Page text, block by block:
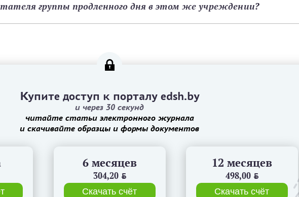
группы продленного дня в этом же учреждении?
Купите доступ к порталу edsh.by
и через 30 секунд
читайте статьи электронного журнала
и скачивайте образцы и формы документов
6 месяцев
304,20 BYN
Скачать счёт
12 месяцев
498,00 BYN
Скачать счёт